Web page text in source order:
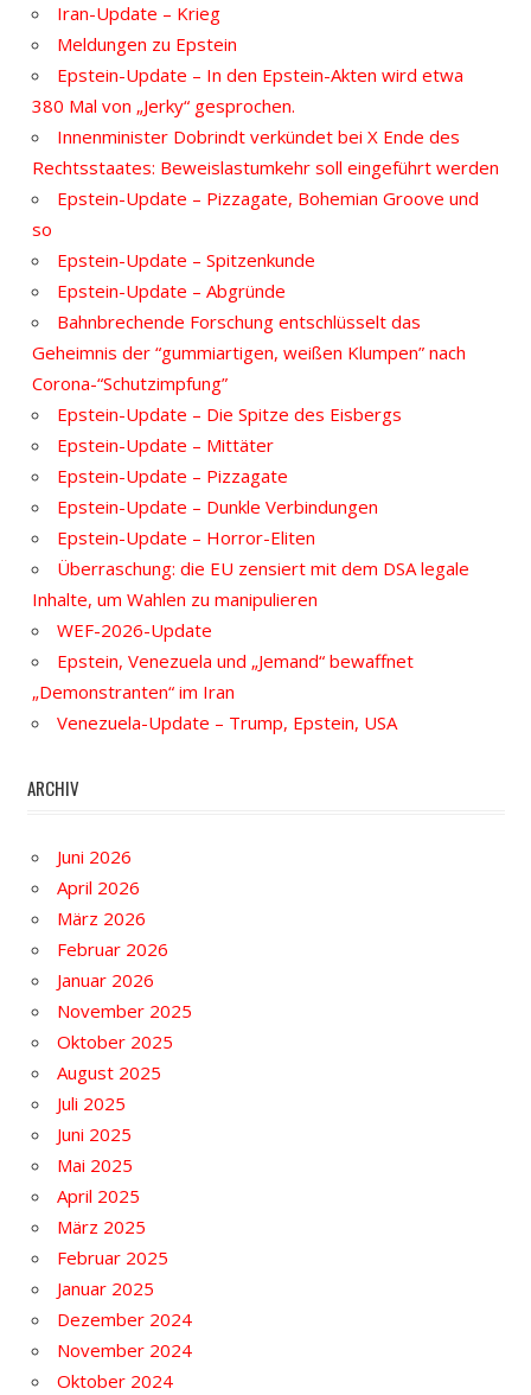
Iran-Update – Krieg
Meldungen zu Epstein
Epstein-Update – In den Epstein-Akten wird etwa
380 Mal von „Jerky“ gesprochen.
Innenminister Dobrindt verkündet bei X Ende des
Rechtsstaates: Beweislastumkehr soll eingeführt werden
Epstein-Update – Pizzagate, Bohemian Groove und
so
Epstein-Update – Spitzenkunde
Epstein-Update – Abgründe
Bahnbrechende Forschung entschlüsselt das
Geheimnis der “gummiartigen, weißen Klumpen” nach
Corona-“Schutzimpfung”
Epstein-Update – Die Spitze des Eisbergs
Epstein-Update – Mittäter
Epstein-Update – Pizzagate
Epstein-Update – Dunkle Verbindungen
Epstein-Update – Horror-Eliten
Überraschung: die EU zensiert mit dem DSA legale
Inhalte, um Wahlen zu manipulieren
WEF-2026-Update
Epstein, Venezuela und „Jemand“ bewaffnet
„Demonstranten“ im Iran
Venezuela-Update – Trump, Epstein, USA
ARCHIV
Juni 2026
April 2026
März 2026
Februar 2026
Januar 2026
November 2025
Oktober 2025
August 2025
Juli 2025
Juni 2025
Mai 2025
April 2025
März 2025
Februar 2025
Januar 2025
Dezember 2024
November 2024
Oktober 2024